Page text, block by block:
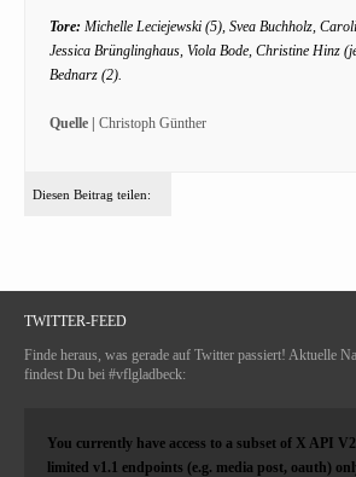
Tore: Michelle Leciejewski (5), Svea Buchholz,
Jessica Brünglinghaus, Viola Bode, Christine Hinz
Bednarz (2).
Quelle | Christoph Günther
Diesen Beitrag teilen:
TWITTER-FEED
Finde heraus, was gerade auf Twitter passiert! Aktuelle
findest Du bei #vflgladbeck:
You currently have access to a subset of X API
limited v1.1 endpoints (e.g. media post, oauth)